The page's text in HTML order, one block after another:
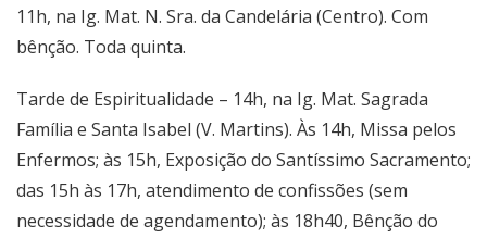
11h, na Ig. Mat. N. Sra. da Candelária (Centro). Com
bênção. Toda quinta.
Tarde de Espiritualidade – 14h, na Ig. Mat. Sagrada
Família e Santa Isabel (V. Martins). Às 14h, Missa pelos
Enfermos; às 15h, Exposição do Santíssimo Sacramento;
das 15h às 17h, atendimento de confissões (sem
necessidade de agendamento); às 18h40, Bênção do